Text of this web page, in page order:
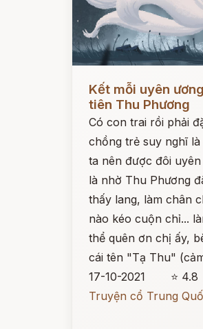
Đọc ngay
Kết mỗi uyên
tiên Thu Phương
Có con trai rồi phải
chồng trẻ suy nghĩ
ta nên được đôi
là nhờ Thu Phương
thấy lang, làm chân
nào kéo cuộn chỉ...
thể quên ơn chị ấy,
cái tên "Tạ Thu"
17-10-2021
⭐ 4.8
Truyện cổ Trung